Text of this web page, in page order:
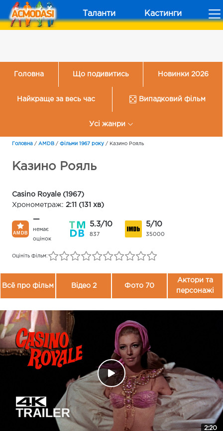
Таланти Кастинги
Головна Що подивитись Новинки 2026
Найкраще за весь час Випадковий фільм
Усі жанри
Головна / AMDB / Фільми 1967 року / Казино Рояль
Казино Рояль
Casino Royale (1967)
Хронометраж: 2:11 (131 хв)
—
немає
оцінок
5.3/10
837
5/10
35000
Оцініть фільм:
Всё про фільм Відео 2 Фото 70
Актори та
персонажі
2:20